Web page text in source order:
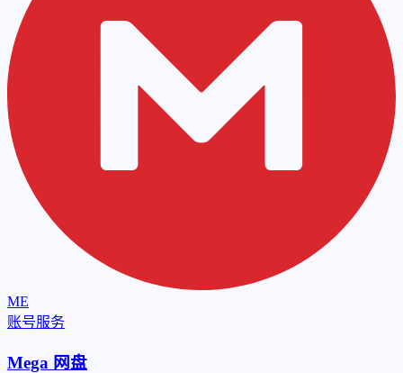
ME
账号服务
Mega 网盘